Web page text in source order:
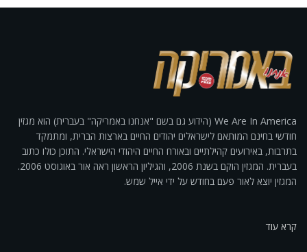
We Are In America (הידוע גם בשם "אנחנו באמריקה" בעברית) הוא מגזין
חודשי בחינם המותאם לישראלים יהודים החיים בארצות הברית, ומתמקד
בתרבות, באירועים קהילתיים ובאורח החיים היהודי הישראלי. התוכן כולו כתוב
בעברית. המגזין הוקם בשנת 2006, והגיליון הראשון ראה אור באוגוסט 2006.
המגזין יוצא לאור פעם בחודש על ידי אייל שמש.
קרא עוד